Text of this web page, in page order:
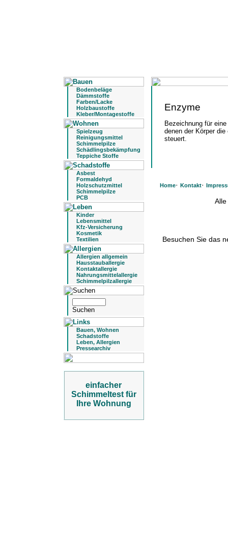
Bodenbeläge
Dämmstoffe
Farben/Lacke
Holzbaustoffe
Kleber/Montagestoffe
Spielzeug
Reinigungsmittel
Schimmelpilze
Schädlingsbekämpfung
Teppiche Stoffe
Asbest
Formaldehyd
Holzschutzmittel
Schimmelpilze
PCB
Kinder
Lebensmittel
Kfz-Versicherung
Kosmetik
Textilien
Allergien allgemein
Hausstauballergie
Kontaktallergie
Nahrungsmittelallergie
Schimmelpilzallergie
Bauen, Wohnen
Schadstoffe
Leben, Allergien
Pressearchiv
einfacher
Schimmeltest für
Ihre Wohnung
Enzyme
Bezeichnung für
denen der Körper
steuert.
Home· Kontakt·
Besuchen Sie das